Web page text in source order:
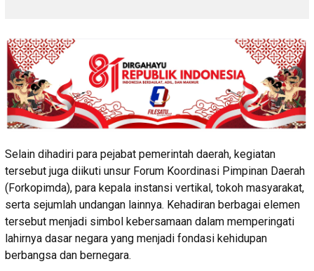
Selain dihadiri para pejabat pemerintah daerah, kegiatan
tersebut juga diikuti unsur Forum Koordinasi Pimpinan Daerah
(Forkopimda), para kepala instansi vertikal, tokoh masyarakat,
serta sejumlah undangan lainnya. Kehadiran berbagai elemen
tersebut menjadi simbol kebersamaan dalam memperingati
lahirnya dasar negara yang menjadi fondasi kehidupan
berbangsa dan bernegara.